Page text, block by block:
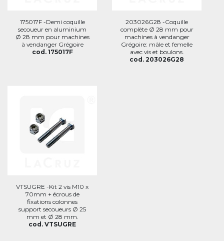
175017F -Demi coquille
secoueur en aluminium
Ø 28 mm pour machines
à vendanger Grégoire
cod. 175017F
203026G28 -Coquille
complète Ø 28 mm pour
machines à vendanger
Grégoire: mâle et femelle
avec vis et boulons.
cod. 203026G28
VTSUGRE -Kit 2 vis M10 x
70mm + écrous de
fixations colonnes
support secoueurs Ø 25
mm et Ø 28 mm.
cod. VTSUGRE